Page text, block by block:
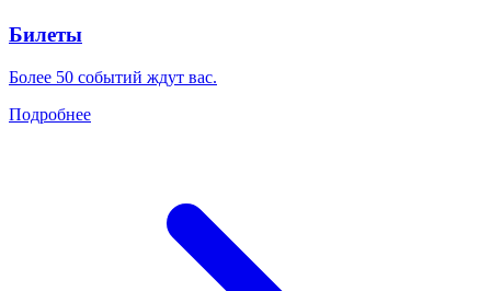
Билеты
Более 50 событий ждут вас.
Подробнее